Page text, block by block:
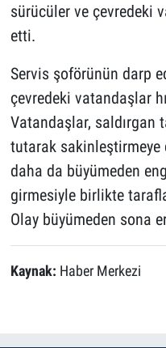
sürücüler ve çevredeki
etti.
Servis şoförünün darp
çevredeki vatandaşlar
Vatandaşlar, saldırgan
tutarak sakinleştirmeye
daha da büyümeden
girmesiyle birlikte
Olay büyümeden sona
Kaynak: Haber Merkezi